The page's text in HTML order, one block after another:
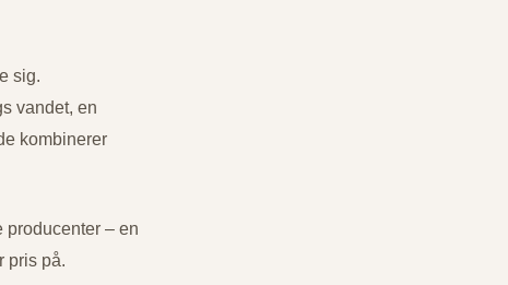
sig.
vandet, en
kombinerer
– en
pris på.